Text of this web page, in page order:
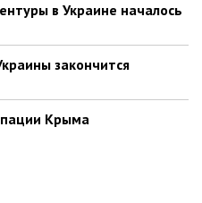
в Украине началось
закончится
Крыма